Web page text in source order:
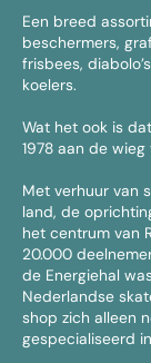
Een breed
beschermers,
frisbees,
koelers.
Wat het ook is
1978 aan de
Met verhuur van
land, de
het centrum van
20.000
de Energiehal
Nederlandse
shop zich alleen
gespecialiseerd